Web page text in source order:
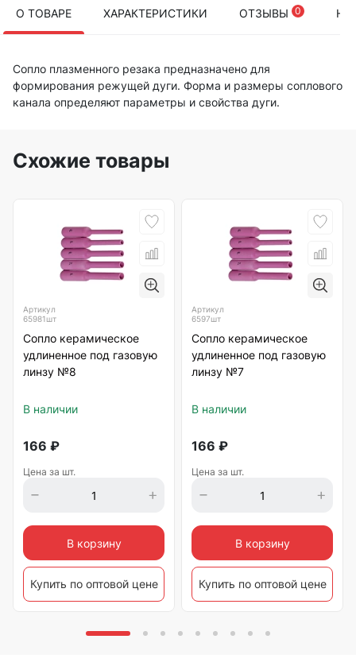
О ТОВАРЕ ХАРАКТЕРИСТИКИ ОТЗЫВЫ 0
Сопло плазменного резака предназначено для
формирования режущей дуги. Форма и размеры соплового
канала определяют параметры и свойства дуги.
Схожие товары
Артикул
65981шт
Сопло керамическое
удлиненное под газовую
линзу №8
В наличии
166 ₽
Цена за шт.
В корзину
Купить по оптовой цене
Артикул
6597шт
Сопло керамическое
удлиненное под газовую
линзу №7
В наличии
166 ₽
Цена за шт.
В корзину
Купить по оптовой цене